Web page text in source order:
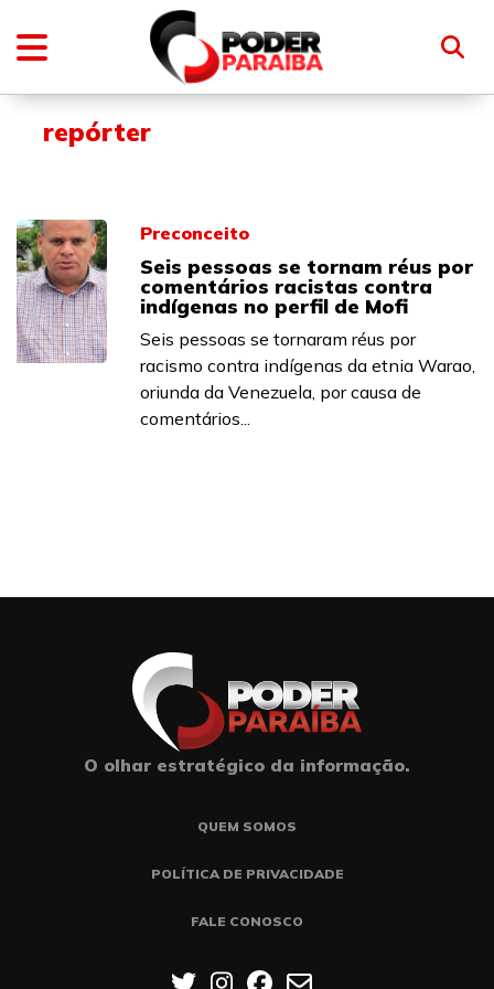
repórter
Preconceito
Seis pessoas se tornam réus por
comentários racistas contra
indígenas no perfil de Mofi
Seis pessoas se tornaram réus por
racismo contra indígenas da etnia Warao,
oriunda da Venezuela, por causa de
comentários...
O olhar estratégico da informação.
QUEM SOMOS
POLÍTICA DE PRIVACIDADE
FALE CONOSCO